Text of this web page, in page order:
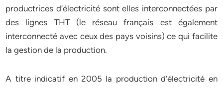
productrices d’électricité sont elles interconnectées par
des lignes THT (le réseau français est également
interconnecté avec ceux des pays voisins) ce qui facilite
la gestion de la production.
A titre indicatif en 2005 la production d’électricité en